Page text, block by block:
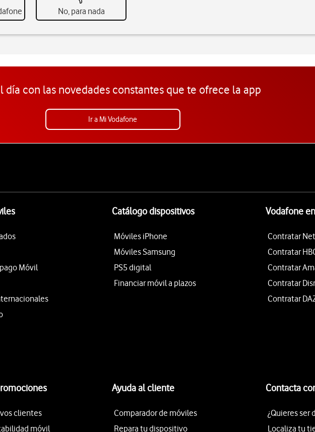
No, para nada
día con las novedades constantes que te ofrece la app
Ir a Mi Vodafone
Móvil
Catálogo dispositivos
Móviles iPhone
Móviles Samsung
PS5 digital
Financiar móvil a plazos
Vodafone
Contratar
Contratar
Contratar
Contratar
Contratar
clientes
móvil
Ayuda al cliente
Comparador de móviles
Repara tu dispositivo
Contacta
¿Quieres ser
Localiza tu